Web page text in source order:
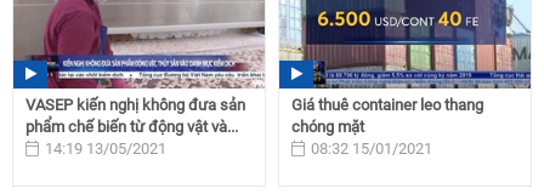
VASEP kiến nghị không đưa sản
phẩm chế biến từ động vật và...
14:19 13/05/2021
Giá thuê container leo thang
chóng mặt
08:32 15/01/2021